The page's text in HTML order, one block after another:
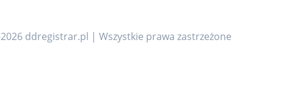
ddregistrar.pl | Wszystkie prawa zastrzeżone